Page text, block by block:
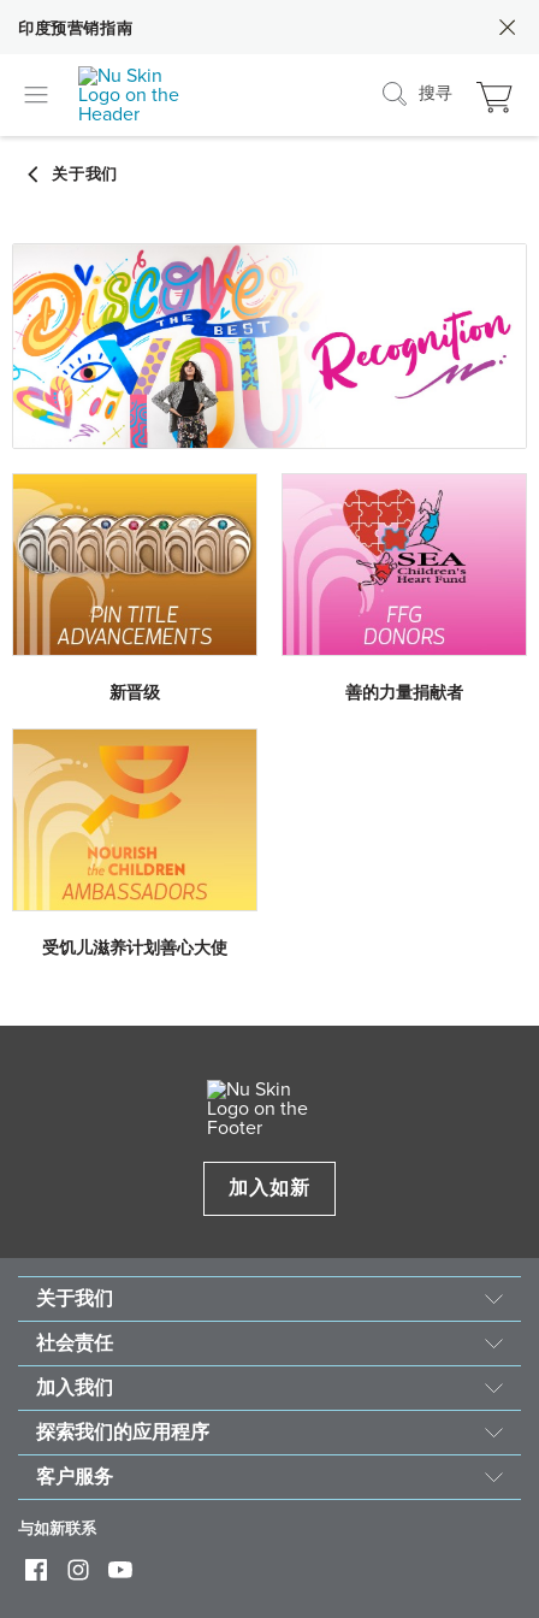
印度预营销指南
搜寻
新晋级 善的力量捐献者
受饥儿滋养计划善心大使
加入如新
关于我们
我们的故事
使命与愿景
经营团队
资料来源
投资者
如新欢庆40周年
社会责任
善的力量
东南亚儿童心脏基金会
永续发展计划
受饥儿滋养计划
加入我们
机会
荣誉榜
探索我们的应用程序
如新Vera®护肤咨询
如新Stela和如新Connect
ageLOC® TRME®
客户服务
帮助
常见问题
与如新联系